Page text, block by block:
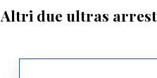
Altri due ultras